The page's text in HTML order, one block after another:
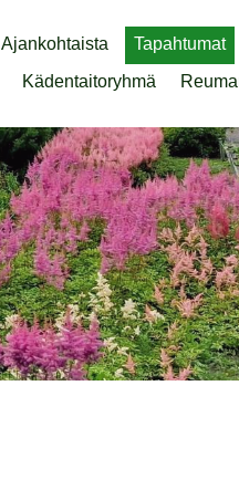
Ajankohtaista Tapahtumat
Kädentaitoryhmä